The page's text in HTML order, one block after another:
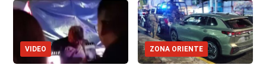
VIDEO ZONA ORIENTE